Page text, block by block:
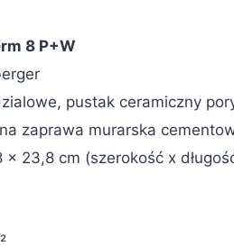
8 P+W
pustak ceramiczny
zaprawa murarska
x 23,8 cm (szerokość x